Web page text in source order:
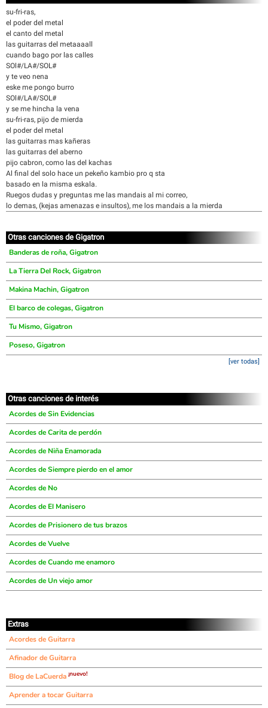
su-fri-ras,
el poder del metal
el canto del metal
las guitarras del metaaaall
cuando bago por las calles
SOl#/LA#/SOL#
y te veo nena
eske me pongo burro
SOl#/LA#/SOL#
y se me hincha la vena
su-fri-ras, pijo de mierda
el poder del metal
las guitarras mas kañeras
las guitarras del aberno
pijo cabron, como las del kachas
Al final del solo hace un pekeño kambio pro q sta
basado en la misma eskala.
Ruegos dudas y preguntas me las mandais al mi correo,
lo demas, (kejas amenazas e insultos), me los mandais a la mierda
Otras canciones de Gigatron
Banderas de roña, Gigatron
La Tierra Del Rock, Gigatron
Makina Machin, Gigatron
El barco de colegas, Gigatron
Tu Mismo, Gigatron
Poseso, Gigatron
[ver todas]
Otras canciones de interés
Acordes de Sin Evidencias
Acordes de Carita de perdón
Acordes de Niña Enamorada
Acordes de Siempre pierdo en el amor
Acordes de No
Acordes de El Manisero
Acordes de Prisionero de tus brazos
Acordes de Vuelve
Acordes de Cuando me enamoro
Acordes de Un viejo amor
Extras
Acordes de Guitarra
Afinador de Guitarra
Blog de LaCuerda ¡nuevo!
Aprender a tocar Guitarra